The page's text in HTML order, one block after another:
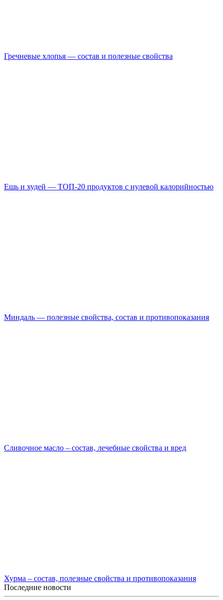
Гречневые хлопья — состав и полезные свойства
Ешь и худей — ТОП-20 продуктов с нулевой калорийностью
Миндаль — полезные свойства, состав и противопоказания
Сливочное масло – состав, лечебные свойства и вред
Хурма – состав, полезные свойства и противопоказания
Последние новости